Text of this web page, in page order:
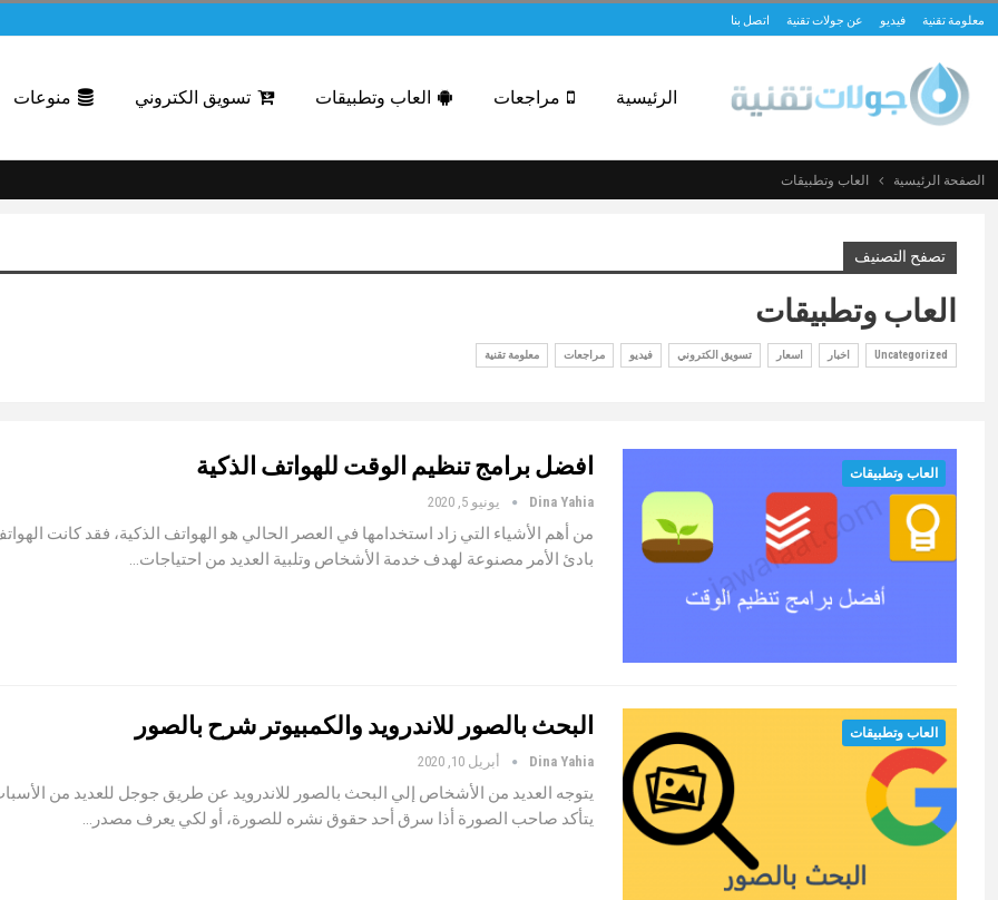
معلومة تقنية فيديو عن جولات تقنية اتصل بنا
الرئيسية مراجعات العاب وتطبيقات تسويق الكتروني منوعات
الصفحة الرئيسية العاب وتطبيقات
تصفح التصنيف
العاب وتطبيقات
Uncategorized اخبار اسعار تسويق الكتروني فيديو مراجعات معلومة تقنية
العاب وتطبيقات افضل برامج تنظيم الوقت للهواتف الذكية
Dina Yahia يونيو 5, 2020
من أهم الأشياء التي زاد استخدامها في العصر الحالي هو الهواتف الذكية، فقد كانت
بادئ الأمر مصنوعة لهدف خدمة الأشخاص وتلبية العديد من احتياجات…
العاب وتطبيقات البحث بالصور للاندرويد والكمبيوتر شرح بالصور
Dina Yahia أبريل 10, 2020
يتوجه العديد من الأشخاص إلي البحث بالصور للاندرويد عن طريق جوجل للعديد من
يتأكد صاحب الصورة أذا سرق أحد حقوق نشره للصورة، أو لكي يعرف مصدر…